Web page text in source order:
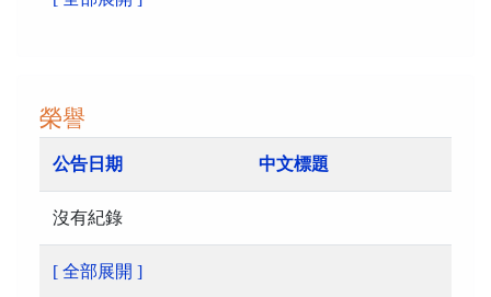
榮譽
公告日期 中文標題
沒有紀錄
[ 全部展開 ]